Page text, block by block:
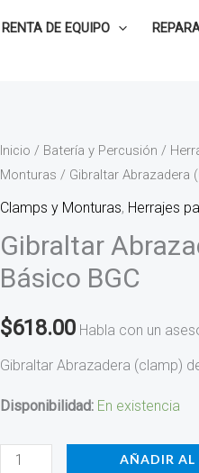
RENTA DE EQUIPO
Inicio / Batería y Percusión /
Monturas / Gibraltar Abrazadera
Clamps y Monturas, Herrajes
Gibraltar
Básico BGC
$618.00 Habla con un
Gibraltar Abrazadera (clamp)
Disponibilidad: En existencia
Gibraltar
Abrazadera
(Clamp)
Soporte
Básico
cantidad
AÑADIR AL